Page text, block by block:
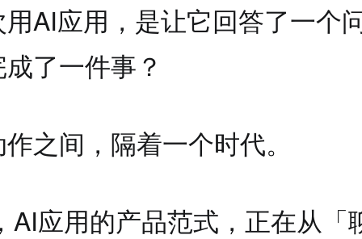
AI应用，是让它回答了一个
了一件事？
之间，隔着一个时代。
AI应用的产品范式，正在从「